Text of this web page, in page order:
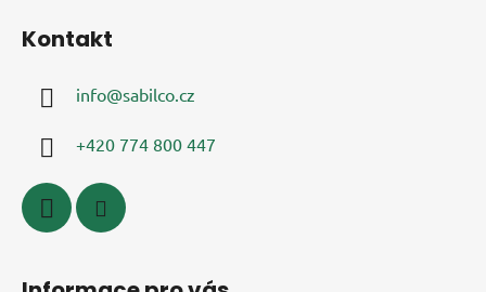
Kontakt
info@sabilco.cz
+420 774 800 447